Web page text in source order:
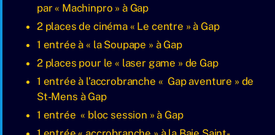
par « Machinpro » à Gap
2 places de cinéma « Le centre » à Gap
1 entrée à « la Soupape » à Gap
2 places pour le « laser game » de Gap
1 entrée à l’accrobranche « Gap aventure » de
St-Mens à Gap
1 entrée « bloc session » à Gap